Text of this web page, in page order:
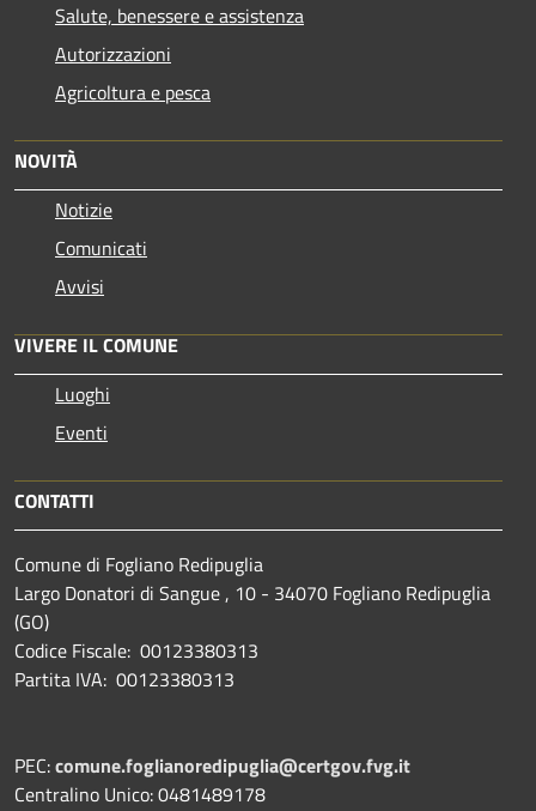
Salute, benessere e assistenza
Autorizzazioni
Agricoltura e pesca
NOVITÀ
Notizie
Comunicati
Avvisi
VIVERE IL COMUNE
Luoghi
Eventi
CONTATTI
Comune di Fogliano Redipuglia
Largo Donatori di Sangue , 10 - 34070 Fogliano Redipuglia
(GO)
Codice Fiscale: 00123380313
Partita IVA: 00123380313
PEC:comune.foglianoredipuglia@certgov.fvg.it
Centralino Unico: 0481489178